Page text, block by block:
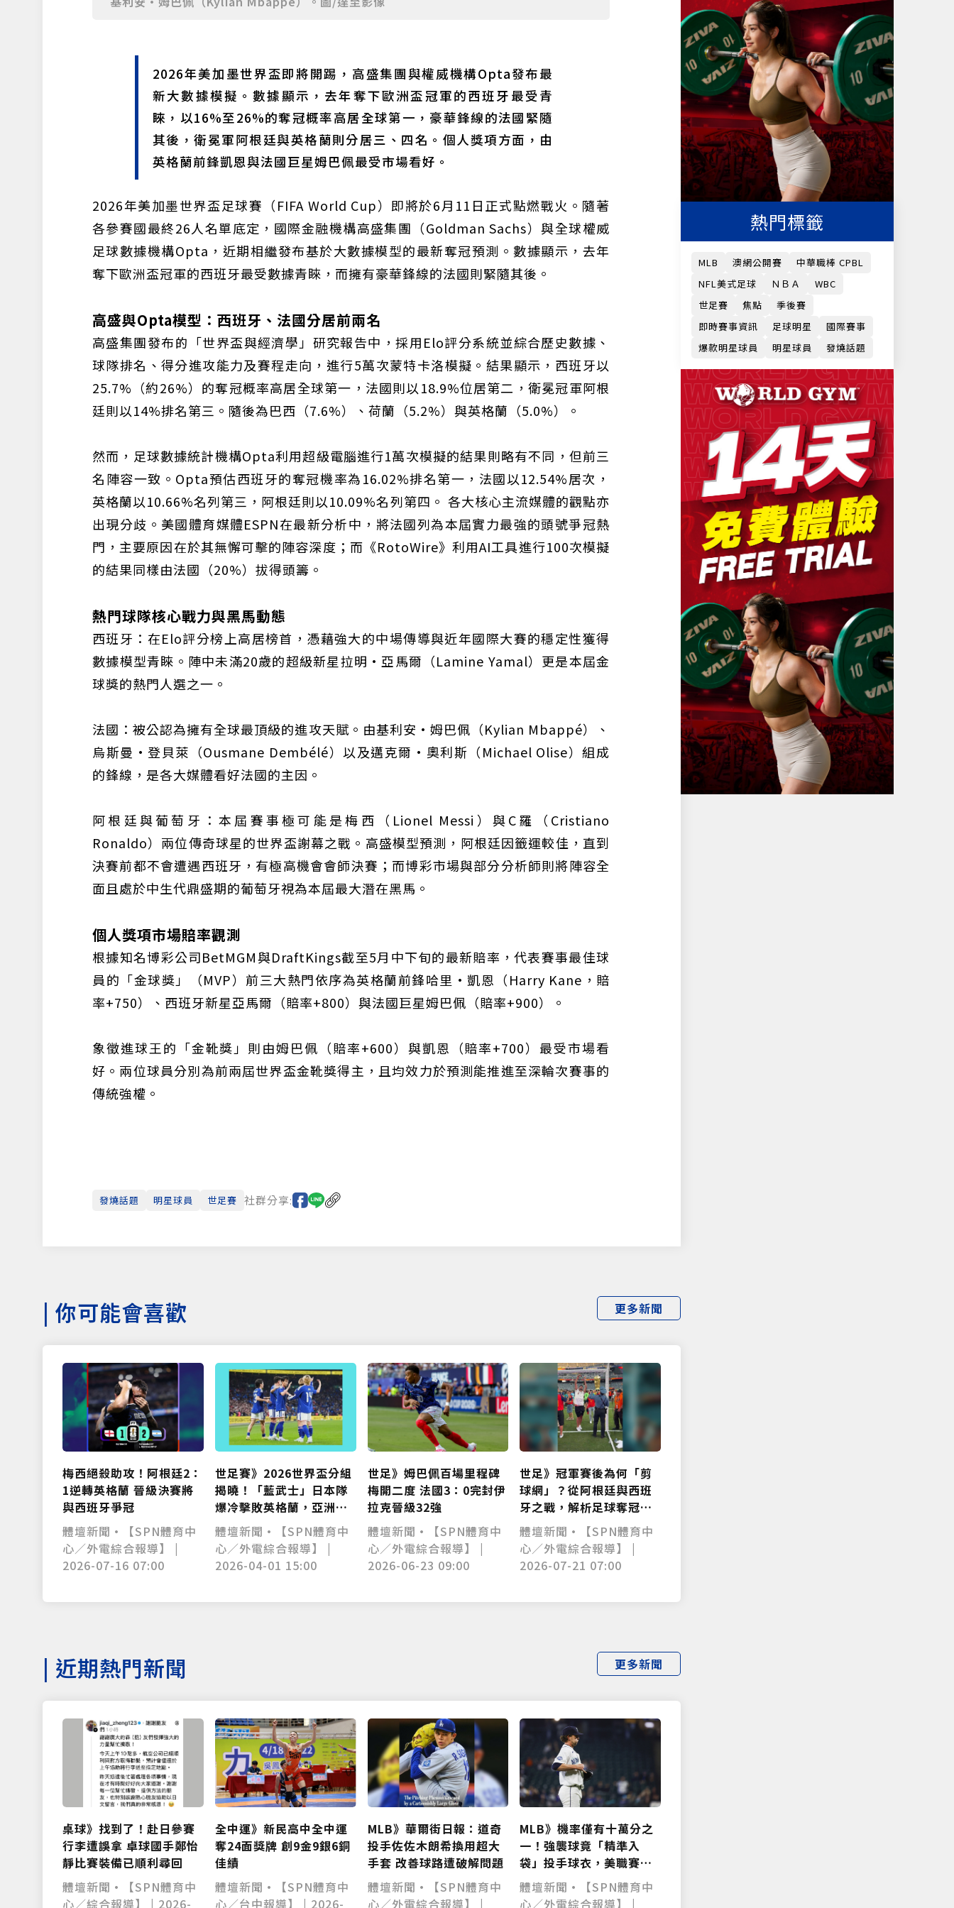
2026年美加墨世界盃即將開踢，高盛集團與權威機構Opta發布最
新大數據模擬。數據顯示，去年奪下歐洲盃冠軍的西班牙最受青
睞，以16%至26%的奪冠概率高居全球第一，豪華鋒線的法國緊隨
其後，衛冕軍阿根廷與英格蘭則分居三、四名。個人獎項方面，由
英格蘭前鋒凱恩與法國巨星姆巴佩最受市場看好。
2026年美加墨世界盃足球賽（FIFA World Cup）即將於6月11日正式點燃戰火。隨著
各參賽國最終26人名單底定，國際金融機構高盛集團（Goldman Sachs）與全球權威
足球數據機構Opta，近期相繼發布基於大數據模型的最新奪冠預測。數據顯示，去年
奪下歐洲盃冠軍的西班牙最受數據青睞，而擁有豪華鋒線的法國則緊隨其後。
高盛與Opta模型：西班牙、法國分居前兩名
高盛集團發布的「世界盃與經濟學」研究報告中，採用Elo評分系統並綜合歷史數據、
球隊排名、得分進攻能力及賽程走向，進行5萬次蒙特卡洛模擬。結果顯示，西班牙以
25.7%（約26%）的奪冠概率高居全球第一，法國則以18.9%位居第二，衛冕冠軍阿根
廷則以14%排名第三。隨後為巴西（7.6%）、荷蘭（5.2%）與英格蘭（5.0%）。
然而，足球數據統計機構Opta利用超級電腦進行1萬次模擬的結果則略有不同，但前三
名陣容一致。Opta預估西班牙的奪冠機率為16.02%排名第一，法國以12.54%居次，
英格蘭以10.66%名列第三，阿根廷則以10.09%名列第四。 各大核心主流媒體的觀點亦
出現分歧。美國體育媒體ESPN在最新分析中，將法國列為本屆實力最強的頭號爭冠熱
門，主要原因在於其無懈可擊的陣容深度；而《RotoWire》利用AI工具進行100次模擬
的結果同樣由法國（20%）拔得頭籌。
熱門球隊核心戰力與黑馬動態
西班牙：在Elo評分榜上高居榜首，憑藉強大的中場傳導與近年國際大賽的穩定性獲得
數據模型青睞。陣中未滿20歲的超級新星拉明·亞馬爾（Lamine Yamal）更是本屆金
球獎的熱門人選之一。
法國：被公認為擁有全球最頂級的進攻天賦。由基利安·姆巴佩（Kylian Mbappé）、
烏斯曼·登貝萊（Ousmane Dembélé）以及邁克爾·奧利斯（Michael Olise）組成
的鋒線，是各大媒體看好法國的主因。
阿根廷與葡萄牙：本屆賽事極可能是梅西（Lionel Messi）與C羅（Cristiano
Ronaldo）兩位傳奇球星的世界盃謝幕之戰。高盛模型預測，阿根廷因籤運較佳，直到
決賽前都不會遭遇西班牙，有極高機會會師決賽；而博彩市場與部分分析師則將陣容全
面且處於中生代鼎盛期的葡萄牙視為本屆最大潛在黑馬。
個人獎項市場賠率觀測
根據知名博彩公司BetMGM與DraftKings截至5月中下旬的最新賠率，代表賽事最佳球
員的「金球獎」（MVP）前三大熱門依序為英格蘭前鋒哈里·凱恩（Harry Kane，賠
率+750）、西班牙新星亞馬爾（賠率+800）與法國巨星姆巴佩（賠率+900）。
象徵進球王的「金靴獎」則由姆巴佩（賠率+600）與凱恩（賠率+700）最受市場看
好。兩位球員分別為前兩屆世界盃金靴獎得主，且均效力於預測能推進至深輪次賽事的
傳統強權。
發燒話題 明星球員 世足賽 社群分享:
| 你可能會喜歡 更多新聞
梅西絕殺助攻！阿根廷2：
1逆轉英格蘭 晉級決賽將
與西班牙爭冠
體壇新聞•【SPN體育中
心／外電綜合報導】 |
2026-07-16 07:00
世足賽》2026世界盃分組
揭曉！「藍武士」日本隊
爆冷擊敗英格蘭，亞洲足
球再創巔峰
體壇新聞•【SPN體育中
心／外電綜合報導】 |
2026-04-01 15:00
世足》姆巴佩百場里程碑
梅開二度 法國3：0完封伊
拉克晉級32強
體壇新聞•【SPN體育中
心／外電綜合報導】 |
2026-06-23 09:00
世足》冠軍賽後為何「剪
球網」？從阿根廷與西班
牙之戰，解析足球奪冠獨
特慶祝傳統
體壇新聞•【SPN體育中
心／外電綜合報導】 |
2026-07-21 07:00
| 近期熱門新聞 更多新聞
桌球》找到了！赴日參賽
行李遭誤拿 卓球國手鄭怡
靜比賽裝備已順利尋回
體壇新聞•【SPN體育中
心／綜合報導】 | 2026-
全中運》新民高中全中運
奪24面獎牌 創9金9銀6銅
佳績
體壇新聞•【SPN體育中
心／台中報導】 | 2026-
MLB》華爾街日報：道奇
投手佐佐木朗希換用超大
手套 改善球路遭破解問題
體壇新聞•【SPN體育中
心／外電綜合報導】 |
MLB》機率僅有十萬分之
一！強襲球竟「精準入
袋」投手球衣，美職賽場
上演超罕見規則安打
體壇新聞•【SPN體育中
心／外電綜合報導】 |
熱門標籤
MLB 澳網公開賽
中華職棒 CPBL
NFL美式足球
ＮＢＡ
WBC
世足賽
焦點
季後賽
即時賽事資訊
足球明星
國際賽事
爆款明星球員
明星球員 發燒話題